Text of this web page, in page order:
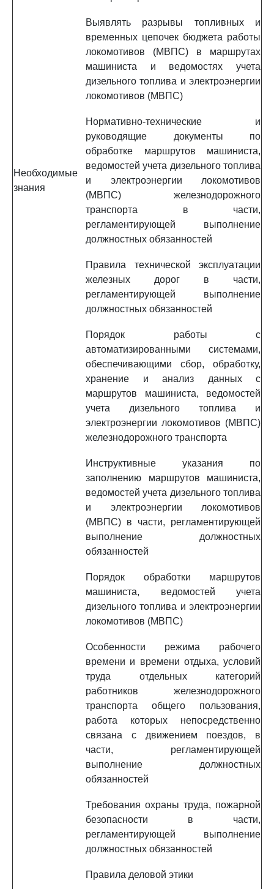
Выявлять разрывы топливных и
временных цепочек бюджета работы
локомотивов (МВПС) в маршрутах
машиниста и ведомостях учета
дизельного топлива и электроэнергии
локомотивов (МВПС)
Необходимые
знания
Нормативно-технические и
руководящие документы по
обработке маршрутов машиниста,
ведомостей учета дизельного топлива
и электроэнергии локомотивов
(МВПС) железнодорожного
транспорта в части,
регламентирующей выполнение
должностных обязанностей
Правила технической эксплуатации
железных дорог в части,
регламентирующей выполнение
должностных обязанностей
Порядок работы с
автоматизированными системами,
обеспечивающими сбор, обработку,
хранение и анализ данных с
маршрутов машиниста, ведомостей
учета дизельного топлива и
электроэнергии локомотивов (МВПС)
железнодорожного транспорта
Инструктивные указания по
заполнению маршрутов машиниста,
ведомостей учета дизельного топлива
и электроэнергии локомотивов
(МВПС) в части, регламентирующей
выполнение должностных
обязанностей
Порядок обработки маршрутов
машиниста, ведомостей учета
дизельного топлива и электроэнергии
локомотивов (МВПС)
Особенности режима рабочего
времени и времени отдыха, условий
труда отдельных категорий
работников железнодорожного
транспорта общего пользования,
работа которых непосредственно
связана с движением поездов, в
части, регламентирующей
выполнение должностных
обязанностей
Требования охраны труда, пожарной
безопасности в части,
регламентирующей выполнение
должностных обязанностей
Правила деловой этики